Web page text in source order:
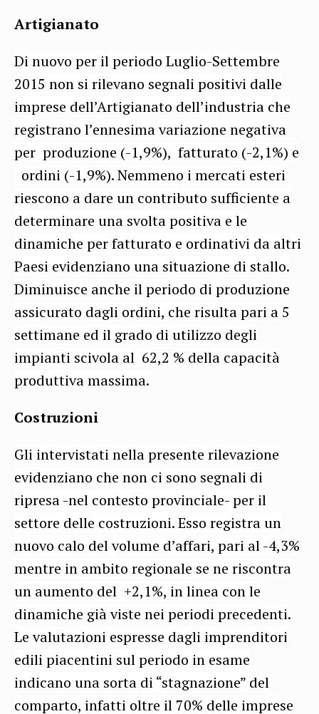
Artigianato
Di nuovo per il periodo Luglio-Settembre
2015 non si rilevano segnali positivi dalle
imprese dell’Artigianato dell’industria che
registrano l’ennesima variazione negativa
per produzione (-1,9%), fatturato (-2,1%) e
ordini (-1,9%). Nemmeno i mercati esteri
riescono a dare un contributo sufficiente a
determinare una svolta positiva e le
dinamiche per fatturato e ordinativi da altri
Paesi evidenziano una situazione di stallo.
Diminuisce anche il periodo di produzione
assicurato dagli ordini, che risulta pari a 5
settimane ed il grado di utilizzo degli
impianti scivola al 62,2 % della capacità
produttiva massima.
Costruzioni
Gli intervistati nella presente rilevazione
evidenziano che non ci sono segnali di
ripresa -nel contesto provinciale- per il
settore delle costruzioni. Esso registra un
nuovo calo del volume d’affari, pari al -4,3%
mentre in ambito regionale se ne riscontra
un aumento del +2,1%, in linea con le
dinamiche già viste nei periodi precedenti.
Le valutazioni espresse dagli imprenditori
edili piacentini sul periodo in esame
indicano una sorta di “stagnazione” del
comparto, infatti oltre il 70% delle imprese